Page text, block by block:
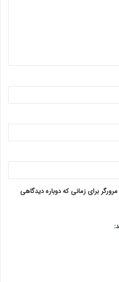
برای زمانی که دوباره دیدگاهی